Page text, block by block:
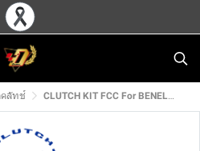
คลัทช์ CLUTCH KIT FCC For BENELLI TRK502